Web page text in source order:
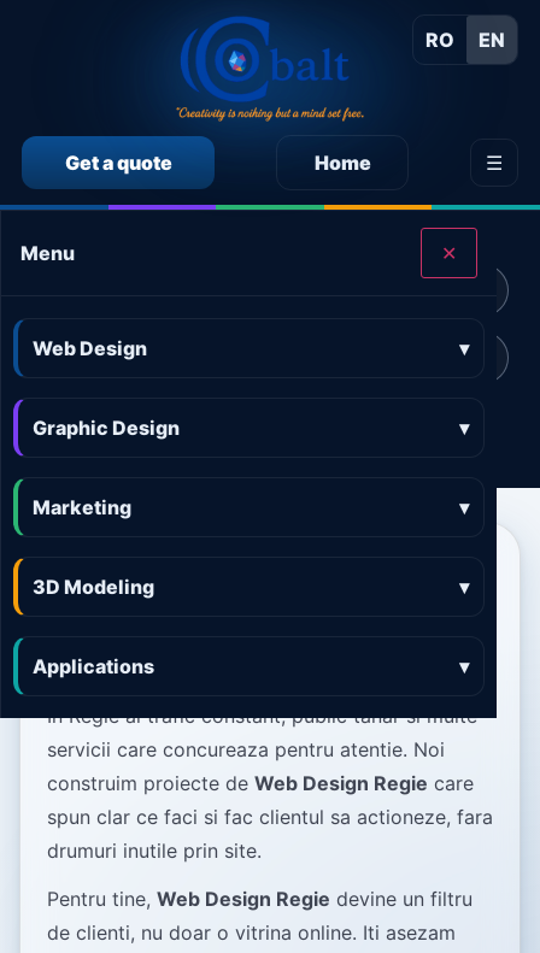
RO EN
Get a quote Home ☰
Menu ✕
Web Design ▾
Graphic Design ▾
Marketing ▾
3D Modeling ▾
Applications ▾
CALCULEAZĂ SINGUR PREȚUL SERVICIILOR
Calculator preț Marketing online Calculator preț 3D and AR
Calculator preț Aplicații
Web Design Regie care
oamenilor potriviti
In Regie ai trafic constant, public tanar si multe
servicii care concureaza pentru atentie. Noi
construim proiecte de Web Design Regie care
spun clar ce faci si fac clientul sa actioneze, fara
drumuri inutile prin site.
Pentru tine, Web Design Regie devine un filtru
de clienti, nu doar o vitrina online. Iti asezam